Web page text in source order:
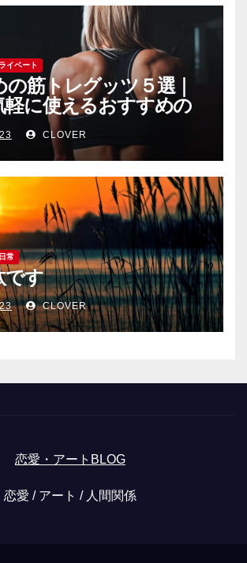
イベート
筋トレグッツ５選｜
軽に使えるおすすめの
ツをご紹介
CLOVER
日常
です
CLOVER
恋愛・アートBLOG
恋愛 / アート / 人間関係